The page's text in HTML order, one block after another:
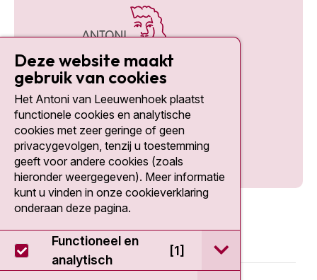
Social media
Deze website maakt
gebruik van cookies
Het Antoni van Leeuwenhoek plaatst
functionele cookies en analytische
cookies met zeer geringe of geen
privacygevolgen, tenzij u toestemming
geeft voor andere cookies (zoals
hieronder weergegeven). Meer informatie
kunt u vinden in onze cookieverklaring
onderaan deze pagina.
Functioneel en
analytisch
[1] open / sluit